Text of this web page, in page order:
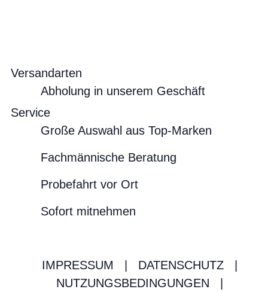
Versandarten
Abholung in unserem Geschäft
Service
Große Auswahl aus Top-Marken
Fachmännische Beratung
Probefahrt vor Ort
Sofort mitnehmen
IMPRESSUM DATENSCHUTZ
NUTZUNGSBEDINGUNGEN